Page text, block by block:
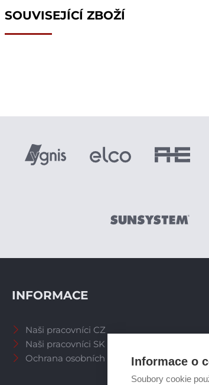
Informace o
Soubory cookie
SOUVISEJÍCÍ ZBOŽÍ
INFORMACE
Naši pracovníci CZ
Naši pracovníci SK
Ochrana osobních údajů